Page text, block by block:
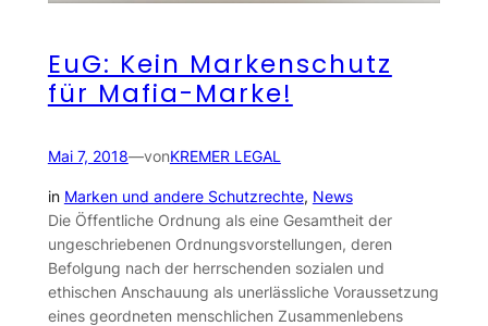
EuG: Kein Markenschutz
für Mafia-Marke!
Mai 7, 2018—vonKREMER LEGAL
in Marken und andere Schutzrechte, News
Die Öffentliche Ordnung als eine Gesamtheit der
ungeschriebenen Ordnungsvorstellungen, deren
Befolgung nach der herrschenden sozialen und
ethischen Anschauung als unerlässliche Voraussetzung
eines geordneten menschlichen Zusammenlebens